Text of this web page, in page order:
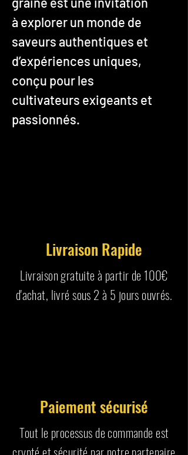
à explorer un monde de
saveurs authentiques et
d’expériences uniques,
conçu pour les
cultivateurs exigeants et
passionnés.
Livraison Rapide
Livraison gratuite à partir de 100€
d'achat, livré sous 2 à 5 jours ouvrés.
Paiement sécurisé
Tout le processus de commande est